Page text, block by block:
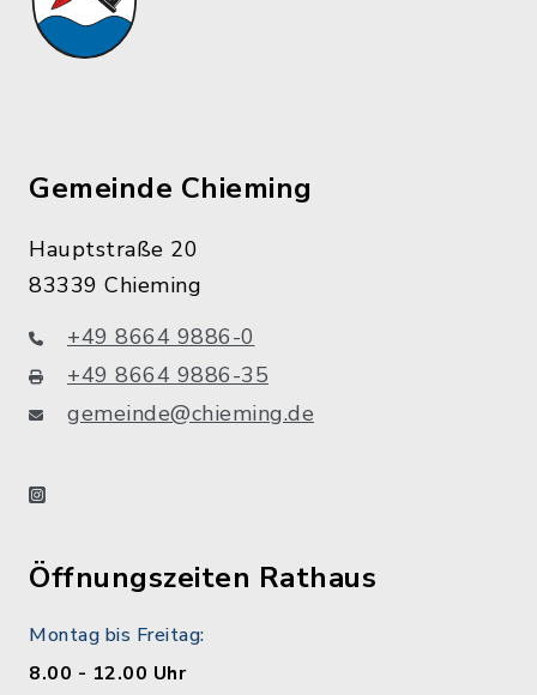
Gemeinde Chieming
Hauptstraße 20
83339 Chieming
+49 8664 9886-0
+49 8664 9886-35
gemeinde@chieming.de
instagram
Öffnungszeiten Rathaus
Montag bis Freitag:
8.00 - 12.00 Uhr